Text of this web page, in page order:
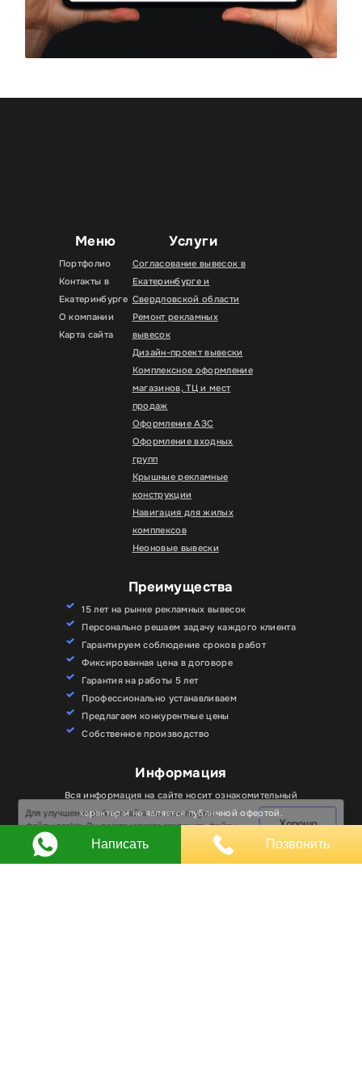
Меню
Портфолио
Контакты в
Екатеринбурге
О компании
Карта сайта
Услуги
Согласование вывесок в
Екатеринбурге и
Свердловской области
Ремонт рекламных
вывесок
Дизайн-проект вывески
Комплексное оформление
магазинов, ТЦ и мест
продаж
Оформление АЗС
Оформление входных
групп
Крышные рекламные
конструкции
Навигация для жилых
комплексов
Неоновые вывески
Преимущества
15 лет на рынке рекламных вывесок
Персонально решаем задачу каждого клиента
Гарантируем соблюдение сроков работ
Фиксированная цена в договоре
Гарантия на работы 5 лет
Профессионально устанавливаем
Предлагаем конкурентные цены
Собственное производство
Информация
Вся информация на сайте носит ознакомительный
характер и не является публичной офертой.
Любое использование материалов, элементов
дизайна и оформления, в том числе копирование
файлы cookie. Вы всегда можете отключить файлы
cookie в настройках браузера.
Хорошо
Написать Позвонить